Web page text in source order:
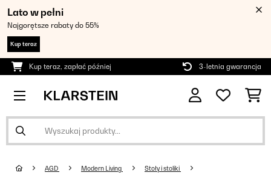
Lato w pełni
Najgorętsze rabaty do 55%
Kup teraz
Kup teraz, zapłać później 3-letnia gwarancja
AGD Modern Living Stoły i stoliki